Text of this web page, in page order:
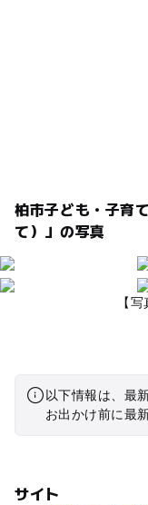
柏市子ども・子育
て）」の写真
【
以下情報は、最
お出かけ前に最
サイト